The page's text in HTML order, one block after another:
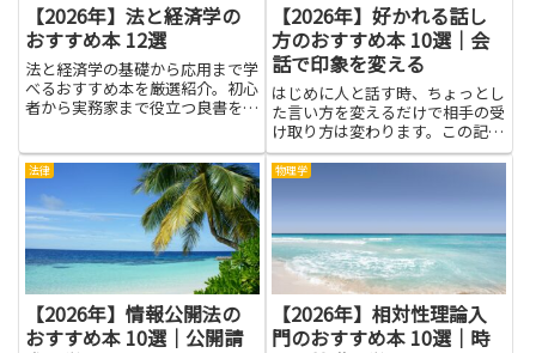
【2026年】法と経済学の
おすすめ本 12選
法と経済学の基礎から応用まで学
べるおすすめ本を厳選紹介。初心
者から実務家まで役立つ良書をわ
【2026年】好かれる話し
方のおすすめ本 10選｜会
話で印象を変える
はじめに人と話す時、ちょっとし
た言い方を変えるだけで相手の受
け取り方は変わります。この記事
では、好かれる話し方のコツをや
さしく紹介します。会話で印象を
なく、学校の活動やアルバイト、
え...
法律
【2026年】情報公開法の
おすすめ本 10選｜公開請
物理学
【2026年】相対性理論入
門のおすすめ本 10選｜時